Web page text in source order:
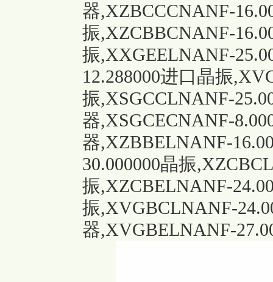
器,XZBCCCNANF-
振,XZCBBCNANF-
振,XXGEELNANF-
12.288000进口晶振
振,XSGCCLNANF-
器,XSGCECNANF-
器,XZBBELNANF-
30.000000晶振
振,XZCBELNANF-
振,XVGBCLNANF-
器,XVGBELNANF-